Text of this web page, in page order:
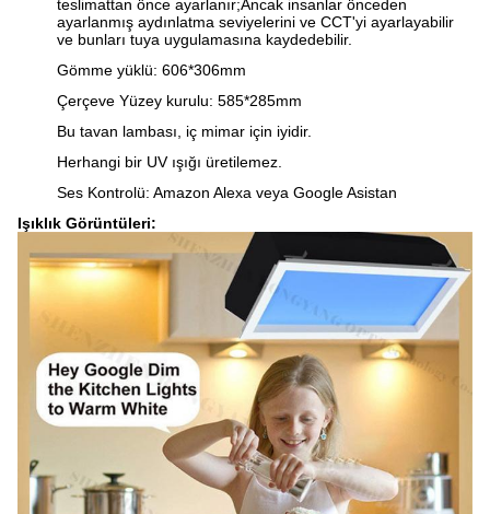
teslimattan önce ayarlanır;Ancak insanlar önceden
ayarlanmış aydınlatma seviyelerini ve CCT'yi ayarlayabilir
ve bunları tuya uygulamasına kaydedebilir.
Gömme yüklü: 606*306mm
Çerçeve Yüzey kurulu: 585*285mm
Bu tavan lambası, iç mimar için iyidir.
Herhangi bir UV ışığı üretilemez.
Ses Kontrolü: Amazon Alexa veya Google Asistan
Işıklık Görüntüleri: